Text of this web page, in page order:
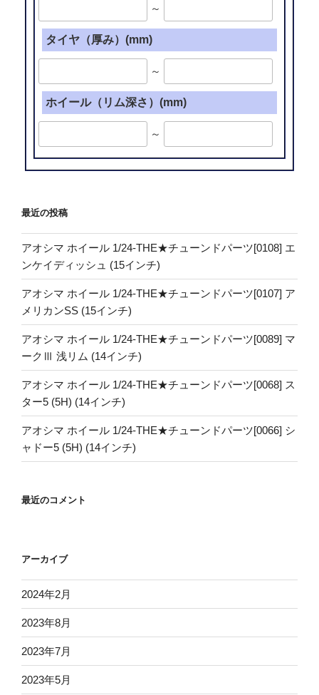
～
タイヤ（厚み）(mm)
～
ホイール（リム深さ）(mm)
～
最近の投稿
アオシマ ホイール 1/24-THE★チューンドパーツ[0108] エ
ンケイディッシュ (15インチ)
アオシマ ホイール 1/24-THE★チューンドパーツ[0107] ア
メリカンSS (15インチ)
アオシマ ホイール 1/24-THE★チューンドパーツ[0089] マ
ークⅢ 浅リム (14インチ)
アオシマ ホイール 1/24-THE★チューンドパーツ[0068] ス
ター5 (5H) (14インチ)
アオシマ ホイール 1/24-THE★チューンドパーツ[0066] シ
ャドー5 (5H) (14インチ)
最近のコメント
アーカイブ
2024年2月
2023年8月
2023年7月
2023年5月